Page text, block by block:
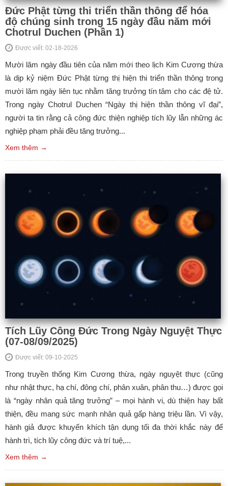
Đức Phật từng thi triển thần thông để hóa
độ chúng sinh trong 15 ngày đầu năm mới
Chotrul Duchen (Phần 1)
Được viết: 02-18-2026
Mười lăm ngày đầu tiên của năm mới theo lịch Kim Cương thừa
là dịp kỷ niệm Đức Phật từng thị hiện thi triển thần thông trong
mười lăm ngày liên tục nhằm tăng trưởng tín tâm cho các đệ tử.
Trong ngày Chotrul Duchen “Ngày thị hiện thần thông vĩ đại”,
người ta tin rằng cả công đức thiện nghiệp tích lũy lẫn những ác
nghiệp phạm phải đều tăng trưởng...
Xem thêm →
Tích Lũy Công Đức Trong Ngày Nguyệt Thực
(07-08/09/2025)
Được viết: 09-10-2025
Trong truyền thống Kim Cương thừa, ngày nguyệt thực (cũng
như nhật thực, hạ chí, đông chí, phân xuân, phân thu…) được gọi
là “ngày nhân quả tăng trưởng” – mọi hành vi, dù thiện hay bất
thiện, đều mang sức mạnh nhân quả gấp hàng triệu lần. Vì vậy,
hành giả được khuyến khích tận dụng tối đa thời khắc này để
hành trì, tích lũy công đức và trí tuệ,...
Xem thêm →